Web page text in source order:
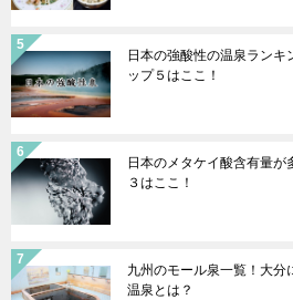
日本の強酸性の温泉ランキ
ップ５はここ！
日本のメタケイ酸含有量
３はここ！
九州のモール泉一覧！大分
温泉とは？